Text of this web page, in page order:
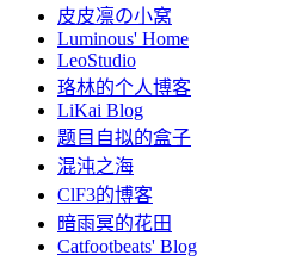
皮皮凛の小窝
Luminous' Home
LeoStudio
珞林的个人博客
LiKai Blog
题目自拟的盒子
混沌之海
ClF3的博客
暗雨冥的花田
Catfootbeats' Blog